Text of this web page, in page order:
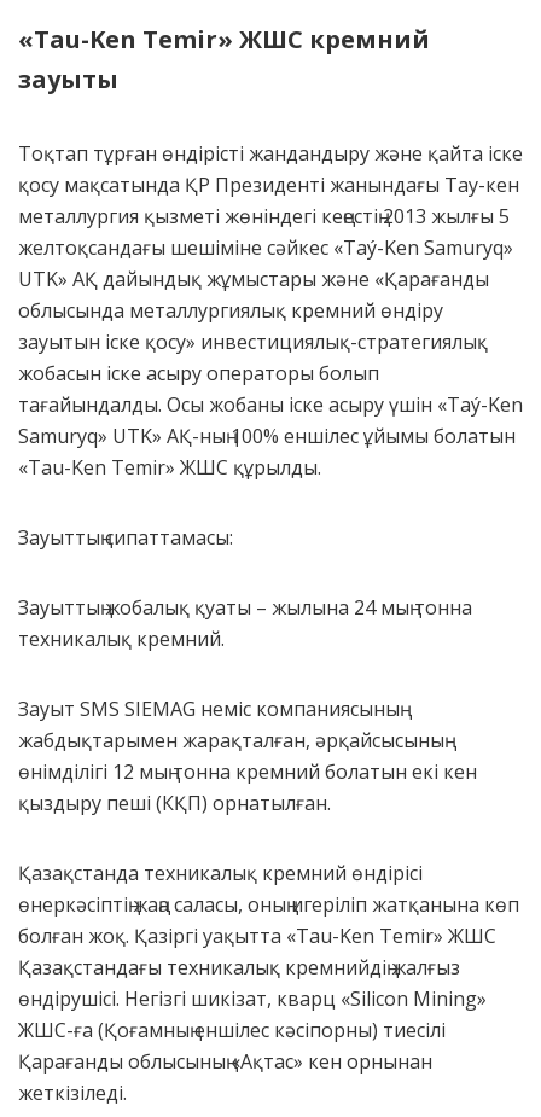
«Tau-Ken Temir» ЖШС кремний
зауыты
Тоқтап тұрған өндірісті жандандыру және қайта іске
қосу мақсатында ҚР Президенті жанындағы Тау-кен
металлургия қызметі жөніндегі кеңестің 2013 жылғы 5
желтоқсандағы шешіміне сәйкес «Taý-Ken Samuryq»
UTK» АҚ дайындық жұмыстары және «Қарағанды
облысында металлургиялық кремний өндіру
зауытын іске қосу» инвестициялық-стратегиялық
жобасын іске асыру операторы болып
тағайындалды. Осы жобаны іске асыру үшін «Taý-Ken
Samuryq» UTK» АҚ-ның 100% еншілес ұйымы болатын
«Tau-Ken Temir» ЖШС құрылды.
Зауыттың сипаттамасы:
Зауыттың жобалық қуаты – жылына 24 мың тонна
техникалық кремний.
Зауыт SMS SIEMAG неміс компаниясының
жабдықтарымен жарақталған, әрқайсысының
өнімділігі 12 мың тонна кремний болатын екі кен
қыздыру пеші (КҚП) орнатылған.
Қазақстанда техникалық кремний өндірісі
өнеркәсіптің жаңа саласы, оның игеріліп жатқанына көп
болған жоқ. Қазіргі уақытта «Tau-Ken Temir» ЖШС
Қазақстандағы техникалық кремнийдің жалғыз
өндірушісі. Негізгі шикізат, кварц «Silicon Mining»
ЖШС-ға (Қоғамның еншілес кәсіпорны) тиесілі
Қарағанды облысының «Ақтас» кен орнынан
жеткізіледі.